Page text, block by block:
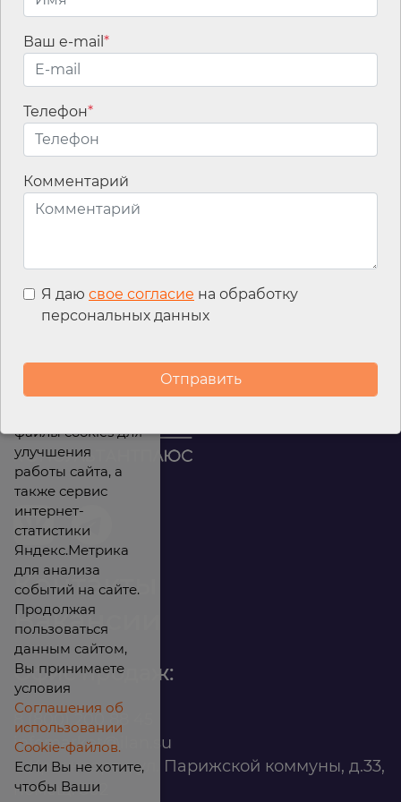
Имя*
Email*
Контакты
Вакансии
Офис продаж:
infomarket@ilan.su
г. Красноярск, ул. Парижской коммуны, д.33,
помещ. 302
Ваш e-mail *
Телефон*
Комментарий
Я даю свое согласие на обработку
персональных данных
файлы cookies для
улучшения
работы сайта, а
также сервис
интернет-
статистики
Яндекс.Метрика
для анализа
событий на сайте.
Продолжая
пользоваться
данным сайтом,
Вы принимаете
условия
Соглашения об
использовании
Cookie-файлов.
Если Вы не хотите,
чтобы Ваши